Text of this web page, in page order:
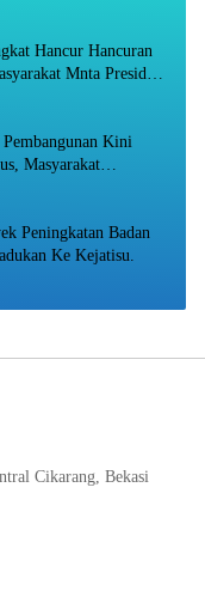
Hancur Hancuran
Mnta Presiden
Kini
Masyarakat
Karo
Peningkatan Badan
Ke Kejatisu.
Cikarang, Bekasi